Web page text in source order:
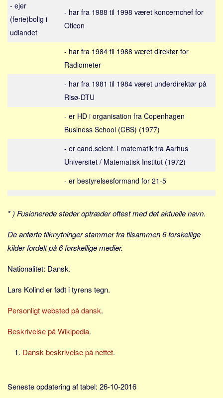
Norge
Thailand
Italien
Nøgleord
Job
Pension og opsparing
Social sikring og sundhed
Transport
Alle
Aspekter
Jura og regler
Skatter og afgifter
Meta
- ejer
(ferie)bolig i
udlandet
- har fra 1988 til 1998 været koncernchef for
Oticon
- har fra 1984 til 1988 været direktør for
Radiometer
- har fra 1981 til 1984 været underdirektør på
Risø-DTU
- er HD i organisation fra Copenhagen
Business School (CBS) (1977)
- er cand.scient. i matematik fra Aarhus
Universitet / Matematisk Institut (1972)
- er bestyrelsesformand for 21-5
* ) Fusionerede steder optræder oftest med det aktuelle navn.
De anførte tilknytninger stammer fra tilsammen 6 forskellige
kilder fordelt på 6 forskellige medier.
Nationalitet: Dansk.
Lars Kolind er født i tyrens tegn.
Personligt websted på dansk.
Beskrivelse på Wikipedia.
Dansk beskrivelse på nettet.
Seneste opdatering af tabel: 26-10-2016